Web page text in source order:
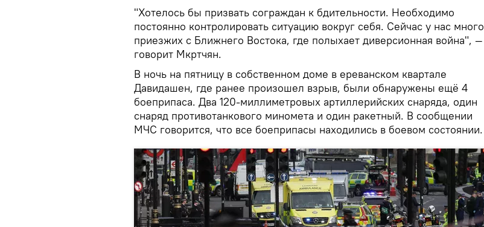
"Хотелось бы призвать сограждан к бдительности. Необходимо
постоянно контролировать ситуацию вокруг себя. Сейчас у нас много
приезжих с Ближнего Востока, где полыхает диверсионная война", —
говорит Мкртчян.
В ночь на пятницу в собственном доме в ереванском квартале
Давидашен, где ранее произошел взрыв, были обнаружены ещё 4
боеприпаса. Два 120-миллиметровых артиллерийских снаряда, один
снаряд противотанкового миномета и один ракетный. В сообщении
МЧС говорится, что все боеприпасы находились в боевом состоянии.